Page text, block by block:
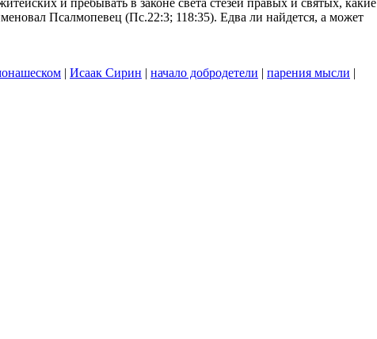
Псалмопевец (Пс.22:3; 118:35). Едва ли найдется, а может
| Исаак Сирин | начало добродетели | парения мысли |